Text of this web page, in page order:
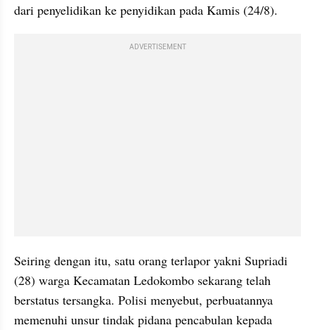
dari penyelidikan ke penyidikan pada Kamis (24/8).
ADVERTISEMENT
Seiring dengan itu, satu orang terlapor yakni Supriadi
(28) warga Kecamatan Ledokombo sekarang telah
berstatus tersangka. Polisi menyebut, perbuatannya
memenuhi unsur tindak pidana pencabulan kepada